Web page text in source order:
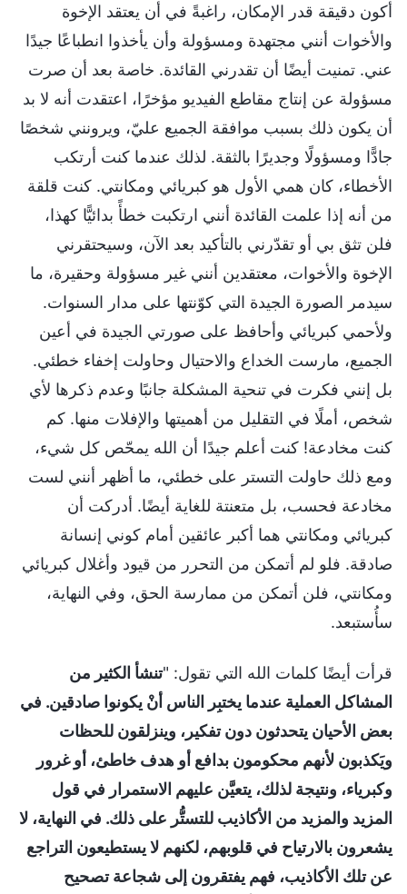
أكون دقيقة قدر الإمكان، راغبةً في أن يعتقد الإخوة
والأخوات أنني مجتهدة ومسؤولة وأن يأخذوا انطباعًا جيدًا
عني. تمنيت أيضًا أن تقدرني القائدة. خاصة بعد أن صرت
مسؤولة عن إنتاج مقاطع الفيديو مؤخرًا، اعتقدت أنه لا بد
أن يكون ذلك بسبب موافقة الجميع عليّ، ويرونني شخصًا
جادًّا ومسؤولًا وجديرًا بالثقة. لذلك عندما كنت أرتكب
الأخطاء، كان همي الأول هو كبريائي ومكانتي. كنت قلقة
من أنه إذا علمت القائدة أنني ارتكبت خطأً بدائيًّا كهذا،
فلن تثق بي أو تقدّرني بالتأكيد بعد الآن، وسيحتقرني
الإخوة والأخوات، معتقدين أنني غير مسؤولة وحقيرة، ما
سيدمر الصورة الجيدة التي كوّنتها على مدار السنوات.
ولأحمي كبريائي وأحافظ على صورتي الجيدة في أعين
الجميع، مارست الخداع والاحتيال وحاولت إخفاء خطئي.
بل إنني فكرت في تنحية المشكلة جانبًا وعدم ذكرها لأي
شخص، أملًا في التقليل من أهميتها والإفلات منها. كم
كنت مخادعة! كنت أعلم جيدًا أن الله يمحّص كل شيء،
ومع ذلك حاولت التستر على خطئي، ما أظهر أنني لست
مخادعة فحسب، بل متعنتة للغاية أيضًا. أدركت أن
كبريائي ومكانتي هما أكبر عائقين أمام كوني إنسانة
صادقة. فلو لم أتمكن من التحرر من قيود وأغلال كبريائي
ومكانتي، فلن أتمكن من ممارسة الحق، وفي النهاية،
سأُستبعد.
قرأت أيضًا كلمات الله التي تقول: "تنشأ الكثير من
المشاكل العملية عندما يختبِر الناس أنْ يكونوا صادقين. في
بعض الأحيان يتحدثون دون تفكير، وينزلقون للحظات
ويَكذبون لأنهم محكومون بدافع أو هدف خاطئ، أو غرور
وكبرياء، ونتيجة لذلك، يتعيَّن عليهم الاستمرار في قول
المزيد والمزيد من الأكاذيب للتستُّر على ذلك. في النهاية، لا
يشعرون بالارتياح في قلوبهم، لكنهم لا يستطيعون التراجع
عن تلك الأكاذيب، فهم يفتقرون إلى شجاعة تصحيح